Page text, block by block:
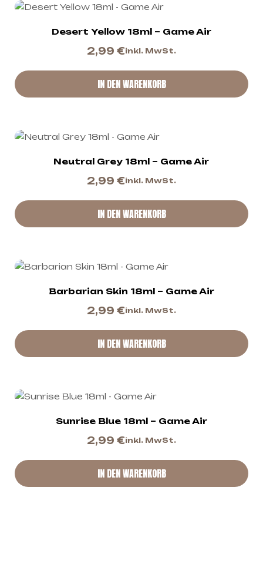
Desert Yellow 18ml – Game Air
2,99 €inkl. MwSt.
IN DEN WARENKORB
Neutral Grey 18ml – Game Air
2,99 €inkl. MwSt.
IN DEN WARENKORB
Barbarian Skin 18ml – Game Air
2,99 €inkl. MwSt.
IN DEN WARENKORB
Sunrise Blue 18ml – Game Air
2,99 €inkl. MwSt.
IN DEN WARENKORB